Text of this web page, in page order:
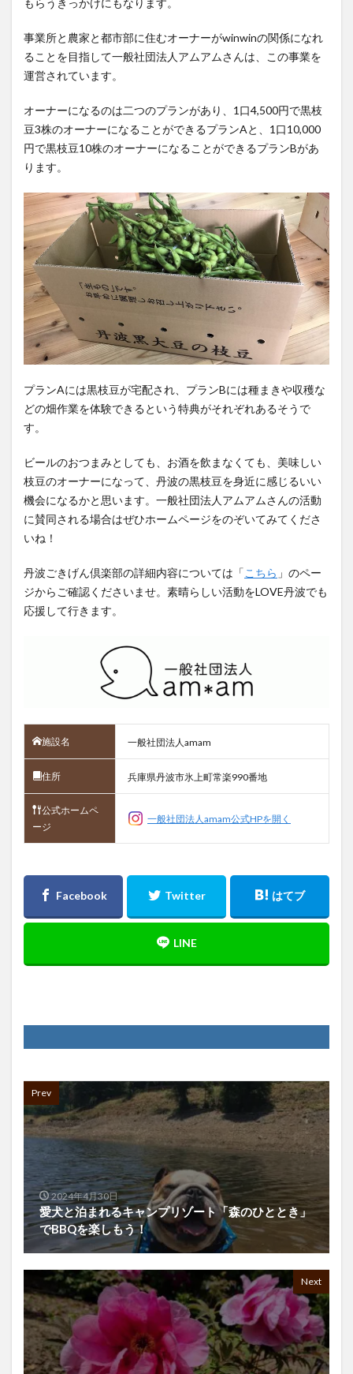
事業所と農家と都市部に住むオーナーがwinwinの関係になれ
ることを目指して一般社団法人アムアムさんは、この事業を
運営されています。
オーナーになるのは二つのプランがあり、1口4,500円で黒枝
豆3株のオーナーになることができるプランAと、1口10,000
円で黒枝豆10株のオーナーになることができるプランBがあ
ります。
プランAには黒枝豆が宅配され、プランBには種まきや収穫な
どの畑作業を体験できるという特典がそれぞれあるそうで
す。
ビールのおつまみとしても、お酒を飲まなくても、美味しい
枝豆のオーナーになって、丹波の黒枝豆を身近に感じるいい
機会になるかと思います。一般社団法人アムアムさんの活動
に賛同される場合はぜひホームページをのぞいてみてくださ
いね！
丹波ごきげん倶楽部の詳細内容については「こちら 」のペー
ジからご確認くださいませ。素晴らしい活動をLOVE丹波でも
応援して行きます。
施設名 一般社団法人amam
住所 兵庫県丹波市氷上町常楽990番地
公式ホームペ
ージ
一般社団法人amam公式HPを開く
Prev
2024年4月30日
愛犬と泊まれるキャンプリゾート「森のひととき」
でBBQを楽しもう！
Next